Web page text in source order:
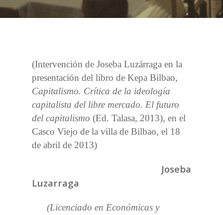
(Intervención de Joseba Luzárraga en la
presentación del libro de Kepa Bilbao,
Capitalismo. Crítica de la ideología
capitalista del libre mercado. El futuro
del capitalismo (Ed. Talasa, 2013), en el
Casco Viejo de la villa de Bilbao, el 18
de abril de 2013)
Joseba
Luzarraga
(Licenciado en Económicas y